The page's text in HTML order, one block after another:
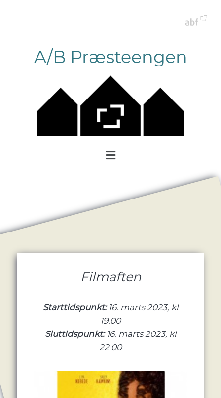
A/B Præsteengen
Filmaften
Starttidspunkt: 16. marts 2023, kl
19.00
Sluttidspunkt: 16. marts 2023, kl
22.00